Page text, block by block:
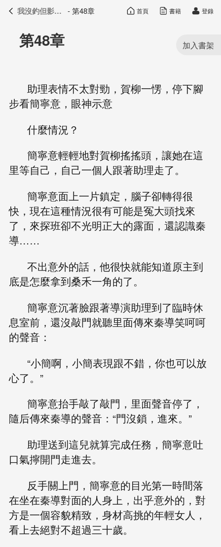
我沒釣但影帝真香了 目錄
第48章
助理表情不太對勁，賀柳一愣，停下腳
步看簡寧意，眼神示意
什麼情況？
簡寧意輕輕地對賀柳搖搖頭，讓她在這
里等自己，自己一個人跟著助理走了。
簡寧意面上一片鎮定，腦子卻轉得很
快，現在這種情況很有可能是冤大頭找來
了，來探班卻不光明正大的露面，還認識秦
導……
不出意外的話，他很快就能知道原主到
底是怎麼拿到桑禾一角的了。
簡寧意沉著臉跟著導演助理到了臨時休
息室前，還沒敲門就聽里面傳來秦導笑呵呵
的聲音：
“小簡啊，小簡表現跟不錯，你也可以放
心了。”
簡寧意抬手敲了敲門，里面聲音停了，
隨后傳來秦導的聲音：“門沒鎖，進來。”
助理送到這兒就算完成任務，簡寧意吐
口氣擰開門走進去。
反手關上門，簡寧意的目光第一時間落
在坐在秦導對面的人身上，出乎意外的，對
方是一個容貌精致，身材高挑的年輕女人，
看上去絕對不超過三十歲。
我沒釣但影帝真香了 - 第48章 首頁 書籍 登錄